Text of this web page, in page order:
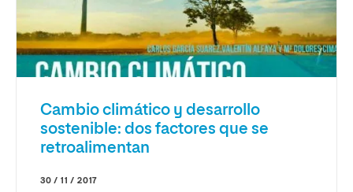
Cambio climático y desarrollo
sostenible: dos factores que se
retroalimentan
30 / 11 / 2017